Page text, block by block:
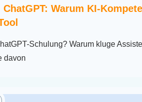
Warum KI-
Schulung? Warum kluge
davon